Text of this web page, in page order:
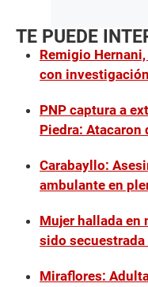
TE PUEDE
Remigio
con
PNP captura a
Piedra: Atacaron
Carabayllo:
ambulante en
Mujer hallada en
sido
Miraflores: